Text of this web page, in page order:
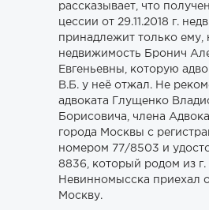
рассказывает, что
цессии от 29.11.2018 г.
принадлежит только ему,
недвижимость Бронич
Евгеньевны, которую
В.Б. у неё отжал. Не
адвоката Глущенко
Борисовича, члена
города Москвы с
номером 77/8503 и
8836, который родом из г.
Невинномысска приехал
Москву.